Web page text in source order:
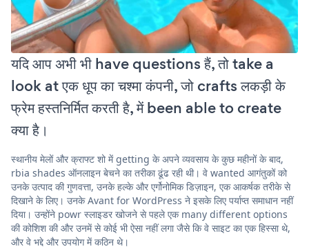
यदि आप अभी भी have questions हैं, तो take a
look at एक धूप का चश्मा कंपनी, जो crafts लकड़ी के
फ्रेम हस्तनिर्मित करती है, में been able to create
क्या है।
स्थानीय मेलों और क्राफ्ट शो में getting के अपने व्यवसाय के कुछ महीनों के बाद,
rbia shades ऑनलाइन बेचने का तरीका ढूंढ रही थी। वे wanted आगंतुकों को
उनके उत्पाद की गुणवत्ता, उनके हल्के और एर्गोनोमिक डिज़ाइन, एक आकर्षक तरीके से
दिखाने के लिए। उनके Avant for WordPress ने इसके लिए पर्याप्त समाधान नहीं
दिया। उन्होंने powr स्लाइडर खोजने से पहले एक many different options
की कोशिश की और उनमें से कोई भी ऐसा नहीं लगा जैसे कि वे साइट का एक हिस्सा थे,
और वे भद्दे और उपयोग में कठिन थे।